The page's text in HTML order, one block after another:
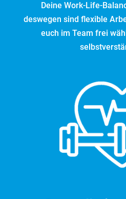
Deine Work-Life-
deswegen sind flexible
euch im Team frei